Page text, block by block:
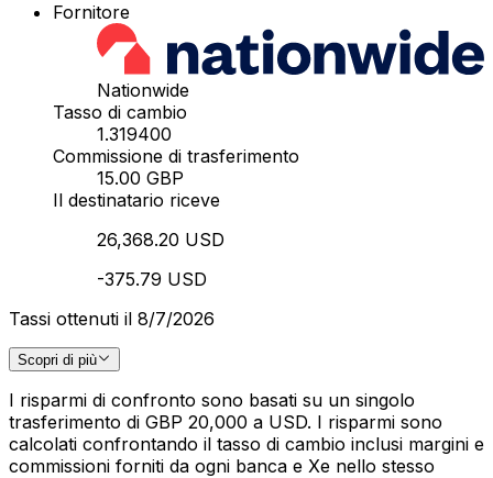
Fornitore
Nationwide
Tasso di cambio
1.319400
Commissione di trasferimento
15.00 GBP
Il destinatario riceve
26,368.20 USD
-375.79 USD
Tassi ottenuti il 8/7/2026
Scopri di più
I risparmi di confronto sono basati su un singolo
trasferimento di GBP 20,000 a USD. I risparmi sono
calcolati confrontando il tasso di cambio inclusi margini e
commissioni forniti da ogni banca e Xe nello stesso